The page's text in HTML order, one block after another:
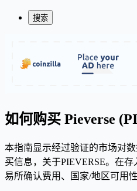
搜索
如何购买 Pieverse
本指南显示经过验证的市场对
买信息，关于PIEVERSE。在
易所确认费用、国家/地区可用